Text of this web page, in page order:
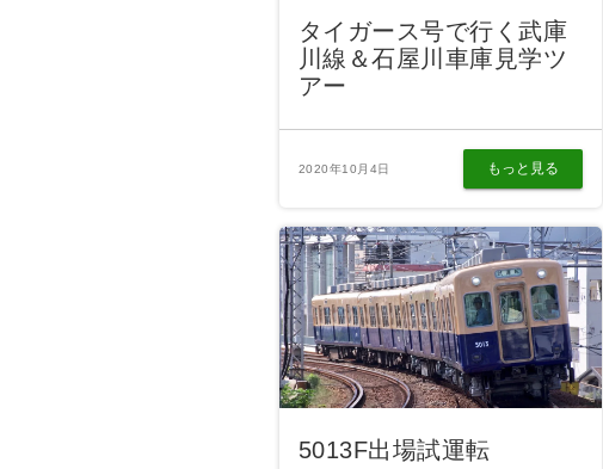
タイガース号で行く武庫
川線＆石屋川車庫見学ツ
アー
2020年10月4日 もっと見る
5013F出場試運転